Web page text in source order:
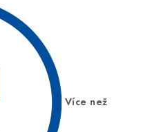
Více než